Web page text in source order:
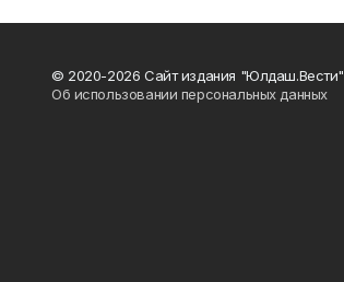
© 2020-2026 Сайт издания "Юлдаш.Вести"
Об использовании персональных данных